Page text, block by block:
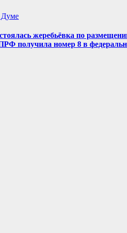
Думе
жеребьёвка по
получила номер 8 в